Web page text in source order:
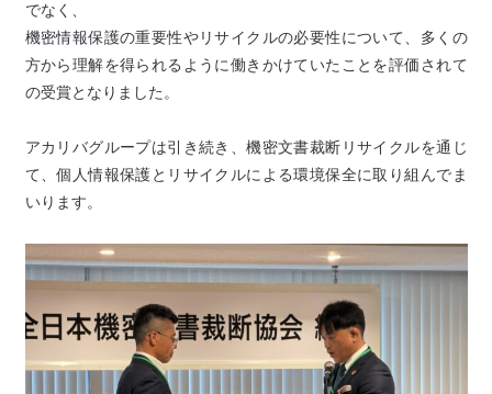
でなく、
機密情報保護の重要性やリサイクルの必要性について、多くの
方から理解を得られるように働きかけていたことを評価されて
の受賞となりました。
アカリバグループは引き続き、機密文書裁断リサイクルを通じ
て、個人情報保護とリサイクルによる環境保全に取り組んでま
いります。